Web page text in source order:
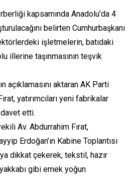
kapsamında Anadolu’da 4
belirten Cumhurbaşkanı
işletmelerin, batıdaki
illerine taşınmasının teşvik
açıklamasını aktaran AK Parti
yatırımcıları yeni fabrikalar
davet etti.
Av. Abdurrahim Fırat,
Erdoğan’ın Kabine Toplantısı
dikkat çekerek, tekstil, hazır
gibi emek yoğun